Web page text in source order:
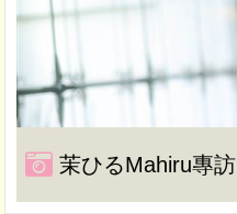
茉ひるMahiru專訪